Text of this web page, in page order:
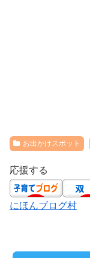
お出かけスポット
応援する
にほんブログ村